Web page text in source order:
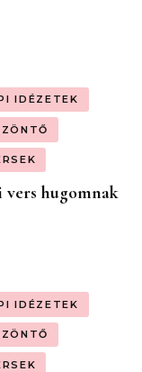
IDÉZETEK
vers hugomnak
IDÉZETEK